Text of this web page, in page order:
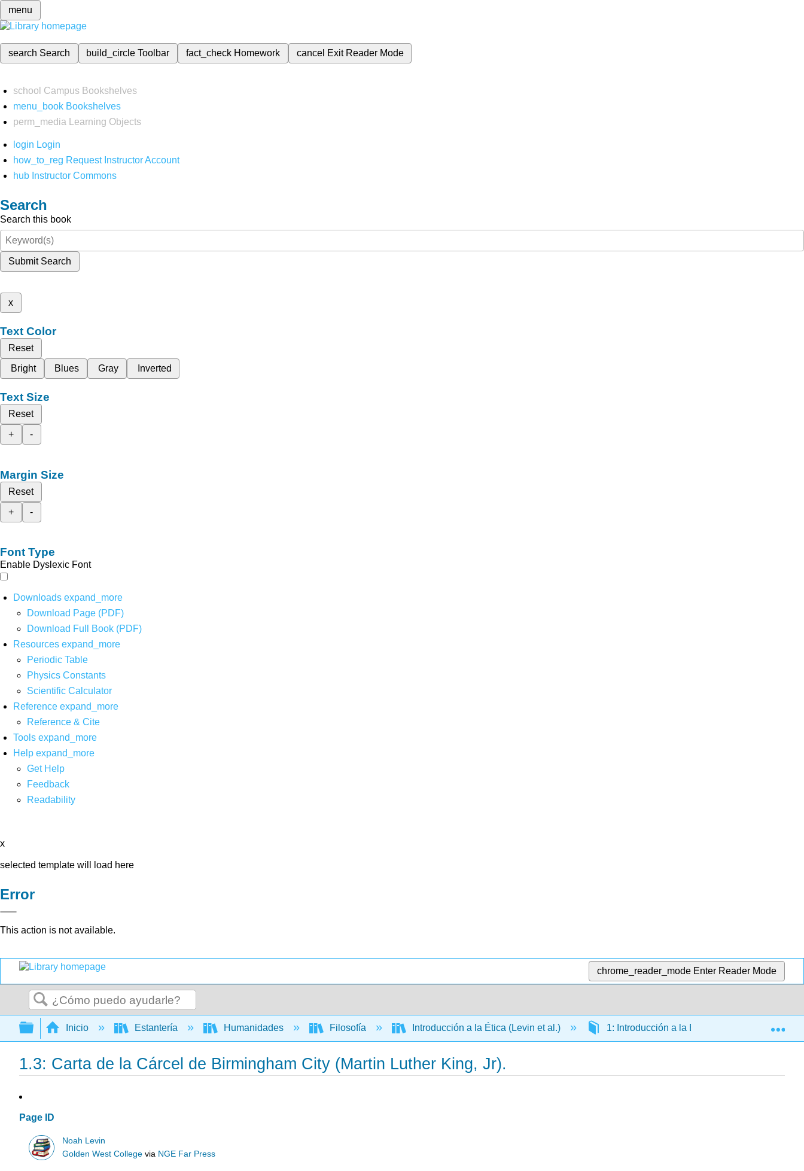
menu
search Search build_circleToolbar fact_check Homework cancel Exit Reader Mode
school Campus Bookshelves
menu_book Bookshelves
perm_media
Learning Objects
login Login
how_to_reg Request Instructor Account
hub Instructor Commons
Search
Search this book
Submit Search
x
Text Color
Reset
Bright
Blues Gray Inverted
Text Size
Reset
+
-
Margin Size
Reset
+
-
Font Type
Enable Dyslexic Font
Downloads expand_more
Download Page (PDF)
Download Full Book (PDF)
Resources expand_more
Periodic Table
Physics Constants
Scientific Calculator
Reference expand_more
Reference & Cite
Tools expand_more
Help expand_more
Get Help
Feedback
Readability
x
selected template will load here
Error
This action is not available.
chrome_reader_mode Enter Reader Mode
Buscar
Expandir/contraer jerarquía global
Inicio Estantería Humanidades Filosofía Introducción a la Ética (Levin et al.) 1: Introducción a la Ética Contemporánea -
1.3: Carta de la Cárcel de Birmingham City (Martin Luther King, Jr).
Page ID
Noah Levin
Golden West College via NGE Far Press